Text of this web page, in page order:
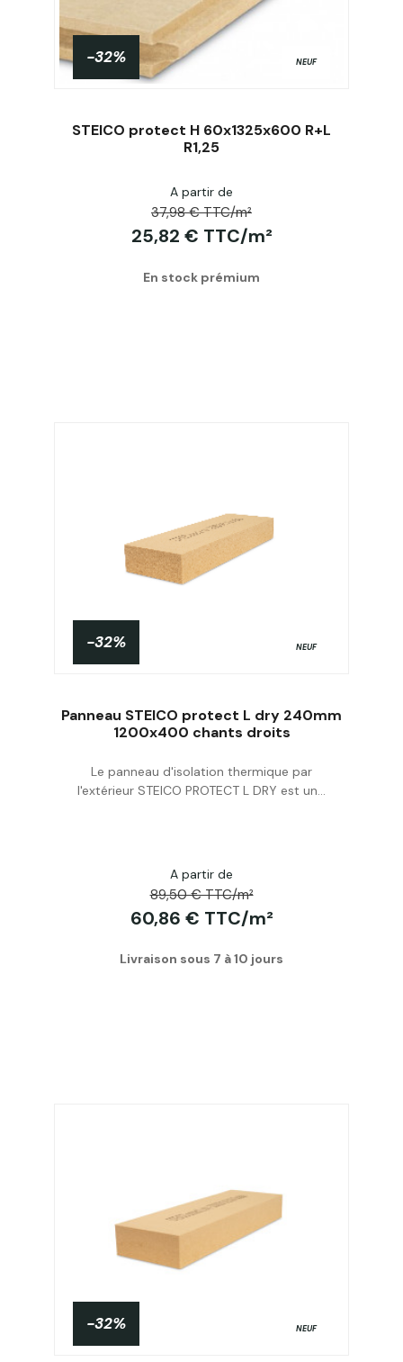
Acheter
-32% NEUF
STEICO protect H 60x1325x600 R+L
R1,25
A partir de
37,98 € TTC/m²
25,82 € TTC/m²
En stock prémium
Acheter
-32% NEUF
Panneau STEICO protect L dry 240mm
1200x400 chants droits
Le panneau d'isolation thermique par
l'extérieur STEICO PROTECT L DRY est un...
A partir de
89,50 € TTC/m²
60,86 € TTC/m²
Livraison sous 7 à 10 jours
-32% NEUF